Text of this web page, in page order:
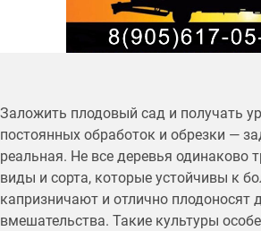
Заложить плодовый сад и получать
постоянных обработок и обрезки —
реальная. Не все деревья одинаково
виды и сорта, которые устойчивы к
капризничают и отлично
вмешательства. Такие культуры